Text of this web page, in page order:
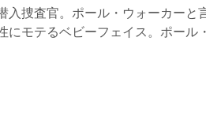
入捜査官。ポール・ウォーカーと
にモテるベビーフェイス。ポール・